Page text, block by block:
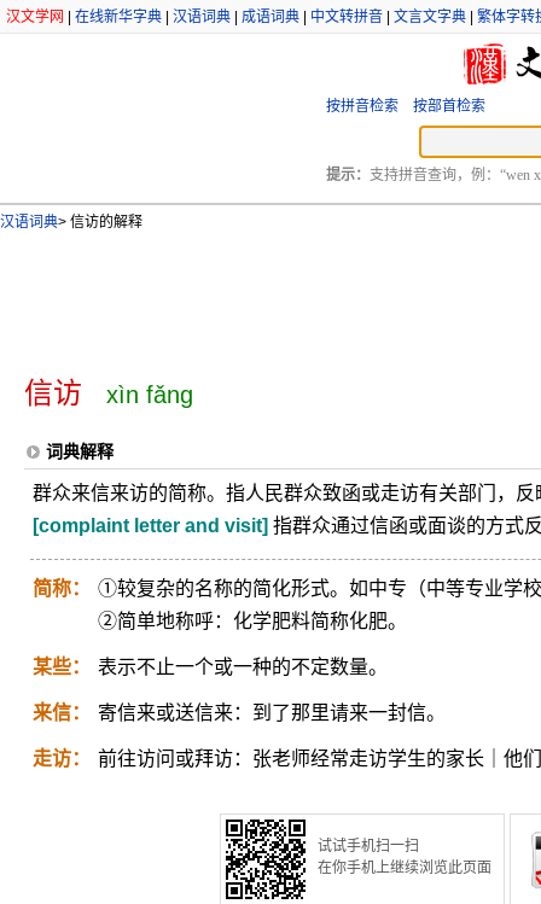
汉文学网 在线新华字典 汉语词典 成语词典 中文转拼音 文言文字典 繁体字转
按拼音检索 按部首检索
提示： 支持拼音查询，例：“wen
汉语词典> 信访的解释
信访 xìn fǎng
词典解释
群众来信来访的简称。指人民群众致函或走访有关部门，
[complaint letter and visit] 指群众通过信函或面谈的方式
简称：
①较复杂的名称的简化形式。如中专（中等专业学
②简单地称呼：化学肥料简称化肥。
某些： 表示不止一个或一种的不定数量。
来信： 寄信来或送信来：到了那里请来一封信。
走访： 前往访问或拜访：张老师经常走访学生的家长｜他
试试手机扫一扫
在你手机上继续浏览此页面